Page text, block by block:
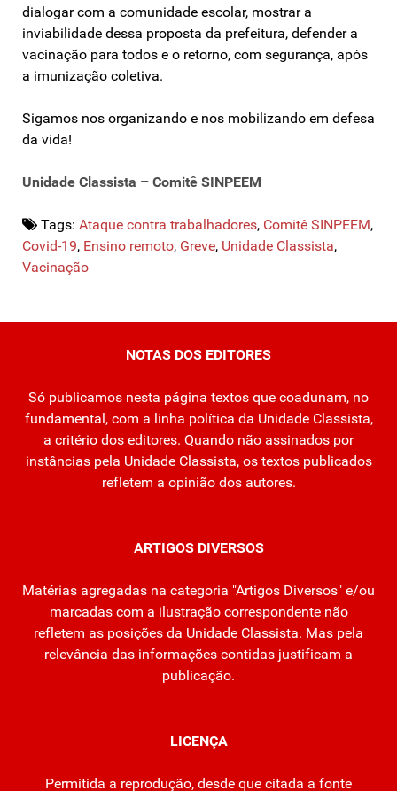
dialogar com a comunidade escolar, mostrar a
inviabilidade dessa proposta da prefeitura, defender a
vacinação para todos e o retorno, com segurança, após
a imunização coletiva.
Sigamos nos organizando e nos mobilizando em defesa
da vida!
Unidade Classista – Comitê SINPEEM
Tags: Ataque contra trabalhadores, Comitê SINPEEM,
Covid-19, Ensino remoto, Greve, Unidade Classista,
Vacinação
NOTAS DOS EDITORES
Só publicamos nesta página textos que coadunam, no
fundamental, com a linha política da Unidade Classista,
a critério dos editores. Quando não assinados por
instâncias pela Unidade Classista, os textos publicados
refletem a opinião dos autores.
ARTIGOS DIVERSOS
Matérias agregadas na categoria "Artigos Diversos" e/ou
marcadas com a ilustração correspondente não
refletem as posições da Unidade Classista. Mas pela
relevância das informações contidas justificam a
publicação.
LICENÇA
Permitida a reprodução, desde que citada a fonte